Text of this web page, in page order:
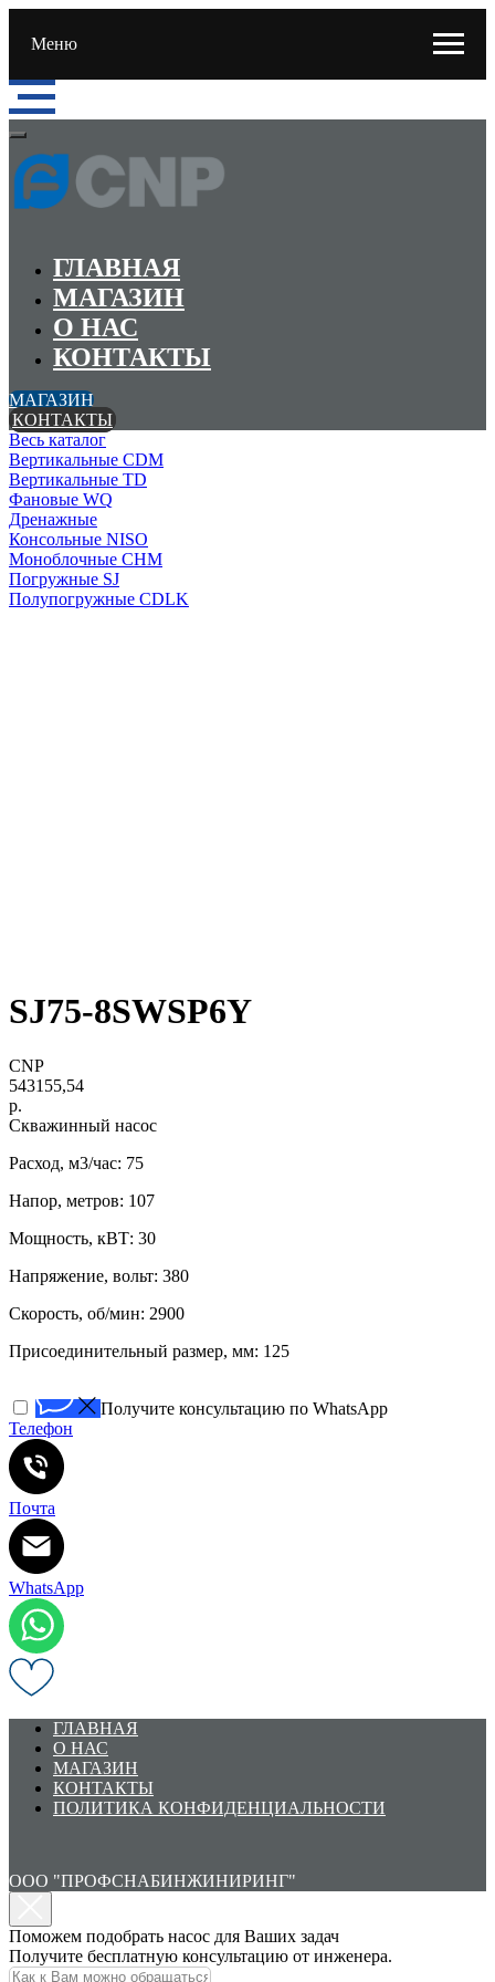
Меню
ГЛАВНАЯ
МАГАЗИН
О НАС
КОНТАКТЫ
МАГАЗИН
КОНТАКТЫ
Весь каталог
Вертикальные CDM
Вертикальные TD
Фановые WQ
Дренажные
Консольные NISO
Моноблочные CHМ
Погружные SJ
Полупогружные CDLK
SJ75-8SWSP6Y
CNP
543155,54
р.
Скважинный насос
Расход, м3/час: 75
Напор, метров: 107
Мощность, кВТ: 30
Напряжение, вольт: 380
Скорость, об/мин: 2900
Присоединительный размер, мм: 125
Получите консультацию по WhatsApp
Телефон
Почта
WhatsApp
ГЛАВНАЯ
О НАС
МАГАЗИН
КОНТАКТЫ
ПОЛИТИКА КОНФИДЕНЦИАЛЬНОСТИ
ООО "ПРОФСНАБИНЖИНИРИНГ"
Поможем подобрать насос для Ваших задач
Получите бесплатную консультацию от инженера.